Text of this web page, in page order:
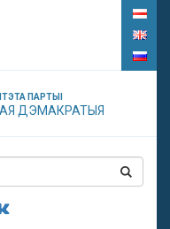
ПАРТЫІ
ДЭМАКРАТЫЯ